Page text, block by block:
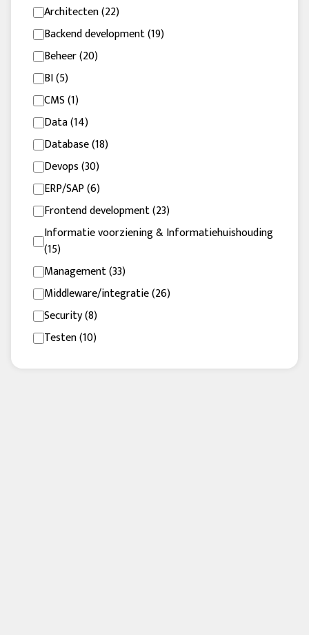
Architecten (22)
Backend development (19)
Beheer (20)
BI (5)
CMS (1)
Data (14)
Database (18)
Devops (30)
ERP/SAP (6)
Frontend development (23)
Informatie voorziening & Informatiehuishouding
(15)
Management (33)
Middleware/integratie (26)
Security (8)
Testen (10)